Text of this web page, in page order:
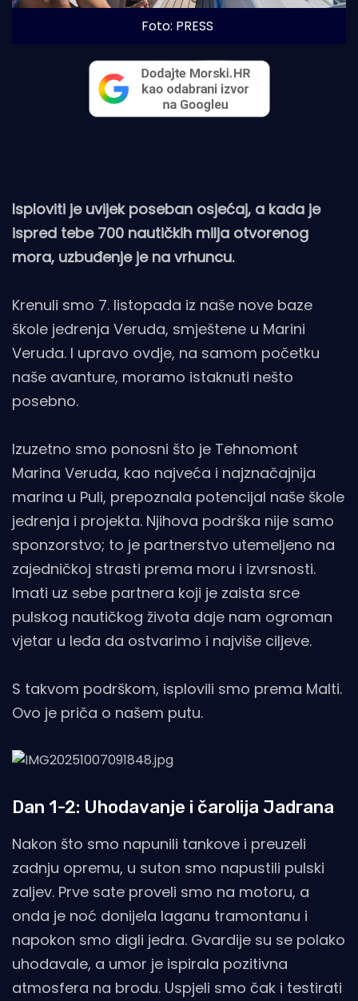
Foto: PRESS
Isploviti je uvijek poseban osjećaj, a kada je
ispred tebe 700 nautičkih milja otvorenog
mora, uzbuđenje je na vrhuncu.
Krenuli smo 7. listopada iz naše nove baze
škole jedrenja Veruda, smještene u Marini
Veruda. I upravo ovdje, na samom početku
naše avanture, moramo istaknuti nešto
posebno.
Izuzetno smo ponosni što je Tehnomont
Marina Veruda, kao najveća i najznačajnija
marina u Puli, prepoznala potencijal naše škole
jedrenja i projekta. Njihova podrška nije samo
sponzorstvo; to je partnerstvo utemeljeno na
zajedničkoj strasti prema moru i izvrsnosti.
Imati uz sebe partnera koji je zaista srce
pulskog nautičkog života daje nam ogroman
vjetar u leđa da ostvarimo i najviše ciljeve.
S takvom podrškom, isplovili smo prema Malti.
Ovo je priča o našem putu.
Dan 1-2: Uhodavanje i čarolija Jadrana
Nakon što smo napunili tankove i preuzeli
zadnju opremu, u suton smo napustili pulski
zaljev. Prve sate proveli smo na motoru, a
onda je noć donijela laganu tramontanu i
napokon smo digli jedra. Gvardije su se polako
uhodavale, a umor je ispirala pozitivna
atmosfera na brodu. Uspjeli smo čak i testirati